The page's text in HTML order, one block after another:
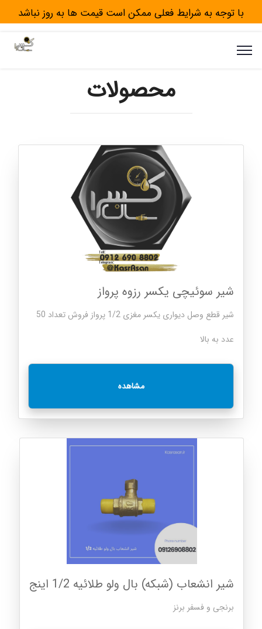
با توجه به شرایط فعلی ممکن است قیمت ها به روز نباشد
محصولات
شیر سوئیچی یکسر رزوه پرواز
شیر قطع وصل دیواری یکسر مغزی 1/2 پرواز فروش تعداد 50
عدد به بالا
مشاهده
شیر انشعاب (شبکه) بال ولو طلائیه 1/2 اینج
برنجی و فسفر برنز